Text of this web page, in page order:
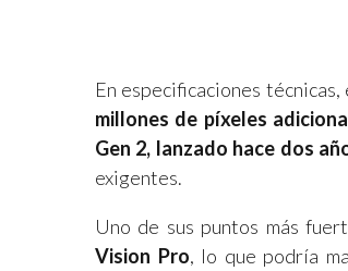
En especificaciones
millones de píxeles
Gen 2, lanzado hace dos
exigentes.
Uno de sus puntos más
Vision Pro, lo que podría